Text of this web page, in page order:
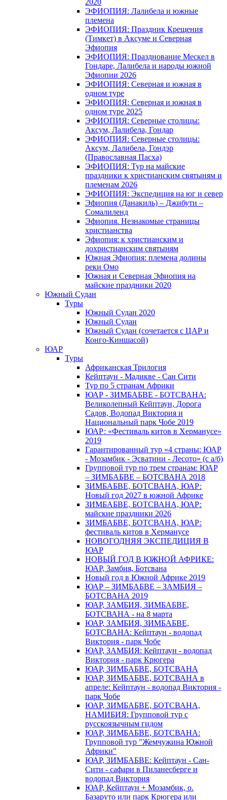
2020
ЭФИОПИЯ: Лалибела и южные
племена
ЭФИОПИЯ: Праздник Крещения
(Тимкет) в Аксуме и Северная
Эфиопия
ЭФИОПИЯ: Празднование Мескел в
Гондаре, Лалибела и народы южной
Эфиопии 2026
ЭФИОПИЯ: Северная и южная в
одном туре
ЭФИОПИЯ: Северная и южная в
одном туре 2025
ЭФИОПИЯ: Северные столицы:
Аксум, Лалибела, Гондар
ЭФИОПИЯ: Северные столицы:
Аксум, Лалибела, Гондэр
(Православная Пасха)
ЭФИОПИЯ: Тур на майские
праздники к христианским святыням и
племенам 2026
ЭФИОПИЯ: Экспедиция на юг и север
Эфиопия (Данакиль) – Джибути –
Cомалиленд
Эфиопия. Незнакомые страницы
христианства
Эфиопия: к христианским и
дохристианским святыням
Южная Эфиопия: племена долины
реки Омо
Южная и Северная Эфиопия на
майские праздники 2020
Южный Судан
Туры
Южный Cудан 2020
Южный Cудан
Южный Судан (сочетается с ЦАР и
Конго-Киншасой)
ЮАР
Туры
Африканская Трилогия
Кейптаун - Мадикве - Сан Сити
Тур по 5 странам Африки
ЮАР - ЗИМБАБВЕ - БОТСВАНА:
Великолепный Кейптаун, Дорога
Садов, Водопад Виктория и
Национальный парк Чобе 2019
ЮАР: «Фестиваль китов в Херманусе»
2019
Гарантированный тур «4 страны: ЮАР
- Мозамбик - Эсватини - Лесото» (с а/б)
Групповой тур по трем странам: ЮАР
– ЗИМБАБВЕ – БОТСВАНА 2018
ЗИМБАБВЕ, БОТСВАНА, ЮАР:
Новый год 2027 в южной Африке
ЗИМБАБВЕ, БОТСВАНА, ЮАР:
майские праздники 2026
ЗИМБАБВЕ, БОТСВАНА, ЮАР:
фестиваль китов в Херманусе
НОВОГОДНЯЯ ЭКСПЕДИЦИЯ В
ЮАР
НОВЫЙ ГОД В ЮЖНОЙ АФРИКЕ:
ЮАР, Замбия, Ботсвана
Новый год в Южной Африке 2019
ЮАР – ЗИМБАБВЕ – ЗАМБИЯ –
БОТСВАНА 2019
ЮАР, ЗАМБИЯ, ЗИМБАБВЕ,
БОТСВАНА - на 8 марта
ЮАР, ЗАМБИЯ, ЗИМБАБВЕ,
БОТСВАНА: Кейптаун - водопад
Виктория - парк Чобе
ЮАР, ЗАМБИЯ: Кейптаун - водопад
Виктория - парк Крюгера
ЮАР, ЗИМБАБВЕ, БОТСВАНА
ЮАР, ЗИМБАБВЕ, БОТСВАНА в
апреле: Кейптаун - водопад Виктория -
парк Чобе
ЮАР, ЗИМБАБВЕ, БОТСВАНА,
НАМИБИЯ: Групповой тур с
русскоязычным гидом
ЮАР, ЗИМБАБВЕ, БОТСВАНА:
Групповой тур "Жемчужина Южной
Африки"
ЮАР, ЗИМБАБВЕ: Кейптаун - Сан-
Сити - сафари в Пиланесберге и
водопад Виктория
ЮАР, Кейптаун + Мозамбик, о.
Базаруто или парк Крюгера или